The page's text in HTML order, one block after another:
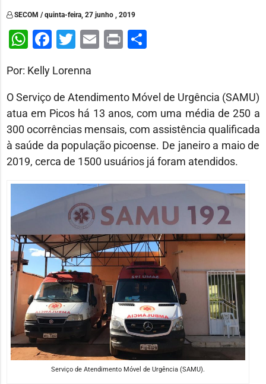
SECOM / quinta-feira, 27 junho , 2019
WhatsApp
Facebook
Twitter
Email
PrintShare
Por: Kelly Lorenna
O Serviço de Atendimento Móvel de Urgência (SAMU)
atua em Picos há 13 anos, com uma média de 250 a
300 ocorrências mensais, com assistência qualificada
à saúde da população picoense. De janeiro a maio de
2019, cerca de 1500 usuários já foram atendidos.
Serviço de Atendimento Móvel de Urgência (SAMU).